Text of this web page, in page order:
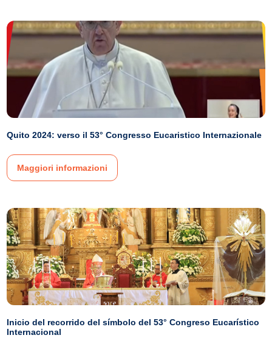
Quito 2024: verso il 53° Congresso Eucaristico Internazionale
Maggiori informazioni
Inicio del recorrido del símbolo del 53° Congreso Eucarístico
Internacional